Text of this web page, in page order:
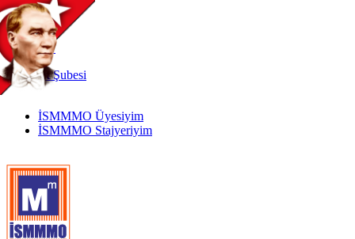
TR
|
EN
İnternetŞubesi
İSMMMO Üyesiyim
İSMMMO Stajyeriyim